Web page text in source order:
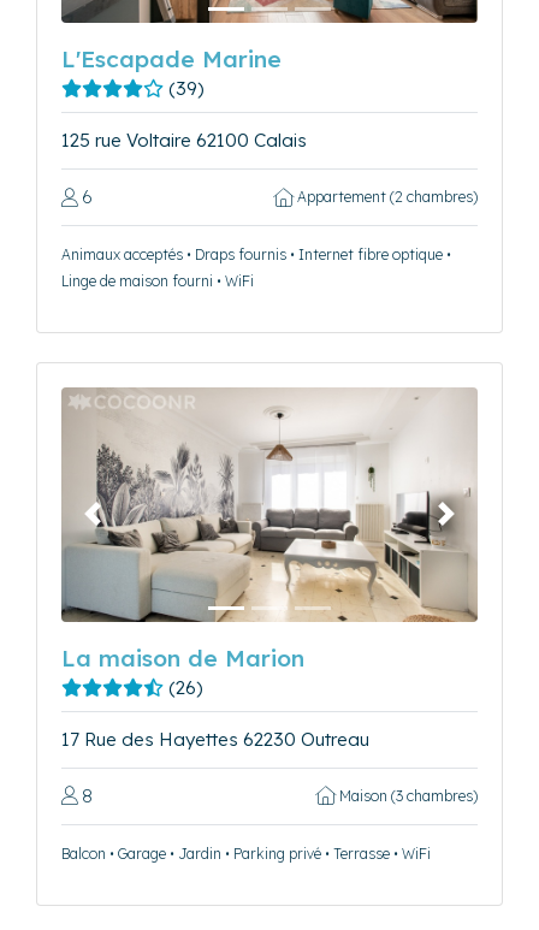
L'Escapade Marine
(39)
125 rue Voltaire 62100 Calais
6 Appartement (2 chambres)
Animaux acceptés • Draps fournis • Internet fibre optique •
Linge de maison fourni • WiFi
Précédent Suivant
La maison de Marion
(26)
17 Rue des Hayettes 62230 Outreau
8 Maison (3 chambres)
Balcon • Garage • Jardin • Parking privé • Terrasse • WiFi